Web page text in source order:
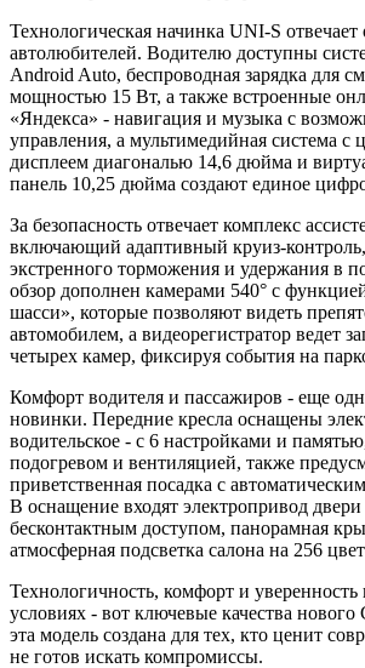
Технологическая начинка UNI-S отвечает
автолюбителей. Водителю доступны
Android Auto, беспроводная зарядка для
мощностью 15 Вт, а также встроенные
«Яндекса» - навигация и музыка с
управления, а мультимедийная система с
дисплеем диагональю 14,6 дюйма и
панель 10,25 дюйма создают единое
За безопасность отвечает комплекс
включающий адаптивный круиз-
экстренного торможения и удержания в
обзор дополнен камерами 540° с
шасси», которые позволяют видеть
автомобилем, а видеорегистратор ведет
четырех камер, фиксируя события на
Комфорт водителя и пассажиров - еще
новинки. Передние кресла оснащены
водительское - с 6 настройками и
подогревом и вентиляцией, также
приветственная посадка с
В оснащение входят электропривод
бесконтактным доступом, панорамная
атмосферная подсветка салона на 256
Технологичность, комфорт и
условиях - вот ключевые качества
эта модель создана для тех, кто ценит
не готов искать компромиссы.